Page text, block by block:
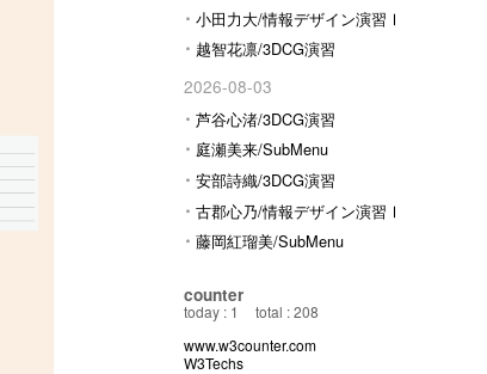
小田力大/情報デザイン演習Ⅰ
越智花凛/3DCG演習
2026-08-03
芦谷心渚/3DCG演習
庭瀬美来/SubMenu
安部詩織/3DCG演習
古郡心乃/情報デザイン演習Ⅰ
藤岡紅瑠美/SubMenu
counter
today : 1
total : 208
www.w3counter.com
W3Techs